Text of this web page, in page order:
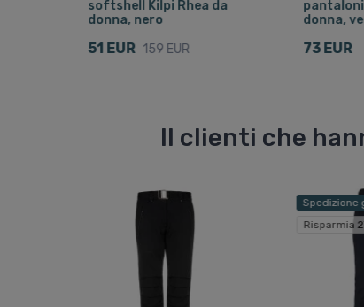
softshell Kilpi Rhea da
donna, nero
51 EUR 159 EUR
donna,
73 EUR
Il clienti che
Spedizione
Risparmia